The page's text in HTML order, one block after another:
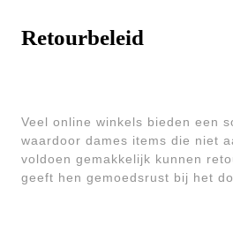
Retourbeleid
Veel online winkels bieden een
waardoor dames items die niet
voldoen gemakkelijk kunnen
geeft hen gemoedsrust bij het